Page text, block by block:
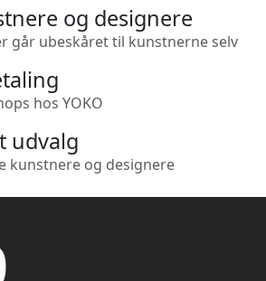
og designere
går ubeskåret til kunstnerne selv
hos YOKO
udvalg
kunstnere og designere